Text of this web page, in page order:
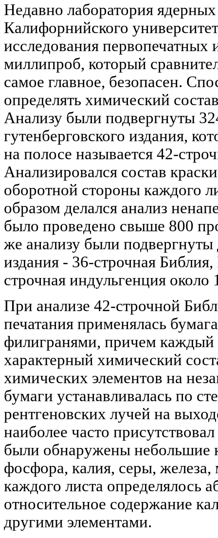
Недавно лаборатория
Калифорнийского
исследования
миллипроб, который
самое главное, безопасен.
определять химический
Анализу были подвергнуты
гутенберговского издания,
на полосе называется 42-
Анализировался состав
оборотной стороны каждого
образом делался анализ
было проведено свыше 800
же анализу были подвергнуты
издания - 36-строчная
строчная индульгенция около
При анализе 42-строчной
печатания применялась
филигранями, причем каждый
характерный химический
химических элементов на
бумаги устанавливалась по
рентгеновских лучей на
наиболее часто
были обнаружены небольшие
фосфора, калия, серы,
каждого листа определялось
относительное содержание
другими элементами.